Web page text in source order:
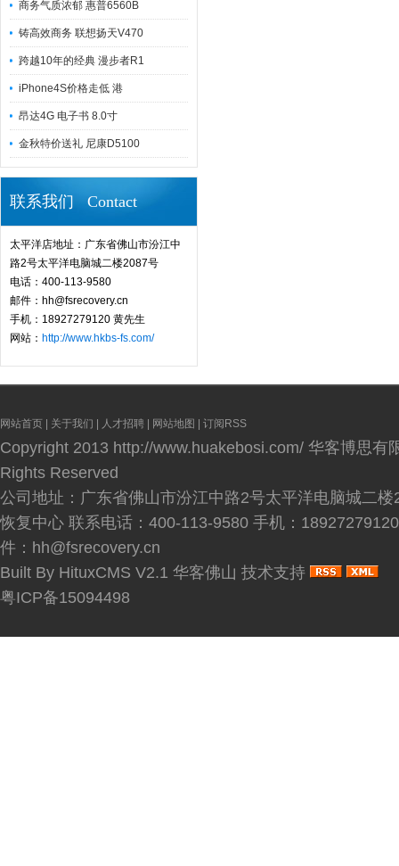
商务气质浓郁 惠普6560B
铸高效商务 联想扬天V470
跨越10年的经典 漫步者R1
iPhone4S价格走低 港
昂达4G 电子书 8.0寸
金秋特价送礼 尼康D5100
联系我们 Contact
太平洋店地址：广东省佛山市汾江中
路2号太平洋电脑城二楼2087号
电话：400-113-9580
邮件：hh@fsrecovery.cn
手机：18927279120 黄先生
网站： http://www.hkbs-fs.com/
网站首页 关于我们 人才招聘 网站地图 订阅RSS
Copyright 2013 http://www.huakebosi.com/ 华客博思有
Rights Reserved
公司地址：广东省佛山市汾江中路2号太平洋电脑城二
恢复中心 联系电话：400-113-9580 手机：
件：hh@fsrecovery.cn
Built By HituxCMS V2.1 华客佛山 技术支持
粤ICP备15094498